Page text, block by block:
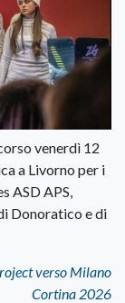
venerdì 12
a Livorno per i
ASD APS,
Donoratico e di
verso Milano
Cortina 2026